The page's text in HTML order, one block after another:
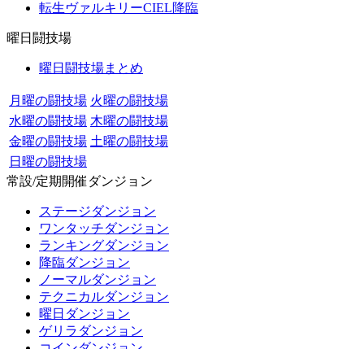
転生ヴァルキリーCIEL降臨
曜日闘技場
曜日闘技場まとめ
月曜の闘技場 火曜の闘技場
水曜の闘技場 木曜の闘技場
金曜の闘技場 土曜の闘技場
日曜の闘技場
常設/定期開催ダンジョン
ステージダンジョン
ワンタッチダンジョン
ランキングダンジョン
降臨ダンジョン
ノーマルダンジョン
テクニカルダンジョン
曜日ダンジョン
ゲリラダンジョン